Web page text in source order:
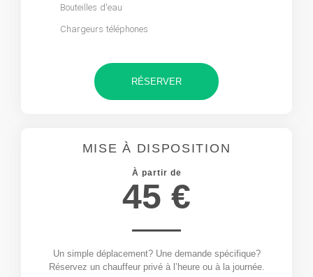
Bouteilles d'eau
Chargeurs téléphones
RÉSERVER
MISE À DISPOSITION
À partir de
45 €
Un simple déplacement? Une demande spécifique?
Réservez un chauffeur privé à l’heure ou à la journée.